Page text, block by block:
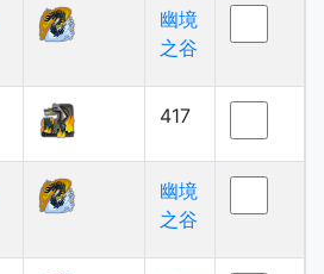
幽境
之谷
417
幽境
之谷